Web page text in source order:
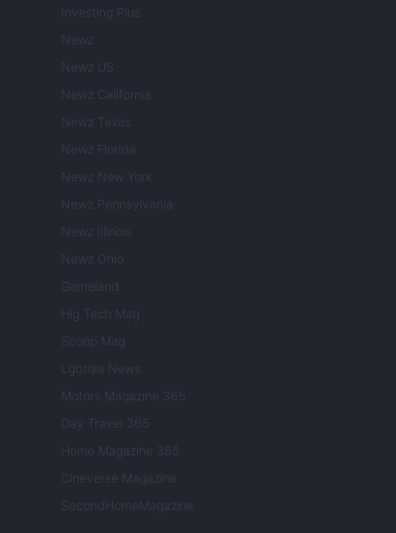
Investing Plus
Newz
Newz US
Newz California
Newz Texas
Newz Florida
Newz New York
Newz Pennsylvania
Newz Illinois
Newz Ohio
Gameland
Hig Tech Mag
Scoop Mag
Lgbtqia News
Motors Magazine 365
Day Travel 365
Home Magazine 365
Cineverse Magazine
SecondHomeMagazine